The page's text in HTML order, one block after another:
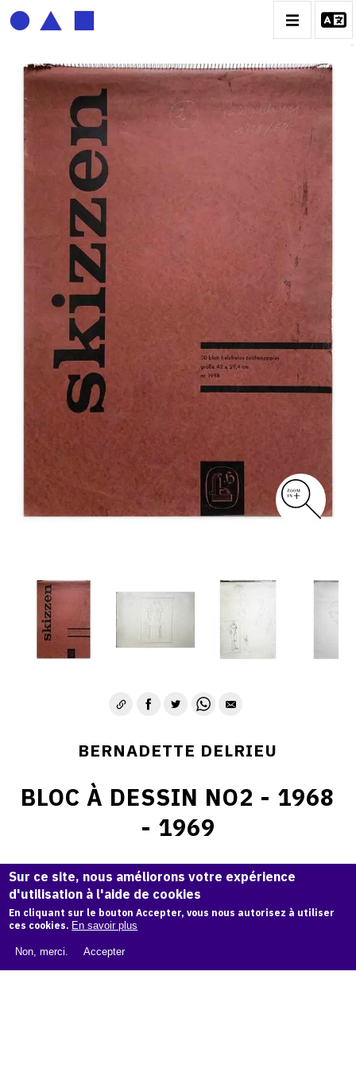
BERNADETTE DELRIEU
CATALOGUE DES OEUVRES
ECRITURE DE LUMIÈRE
TÉNÈBRES ET LUMIÈRE
CONTACT
BERNADETTE DELRIEU
BLOC À DESSIN NO2 - 1968
- 1969
42 x 59 cm. ( couverture : 42 x 59,4 cm )
Sur ce site, nous améliorons votre expérience
d'utilisation à l'aide de cookies
En cliquant sur le bouton Accepter, vous nous autorisez à utiliser
ces cookies. En savoir plus
Non, merci. Accepter